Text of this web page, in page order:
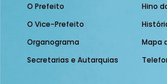
O Prefeito
O Vice-Prefeito
Organograma
Secretarias e Autarquias
Hino
Mapa